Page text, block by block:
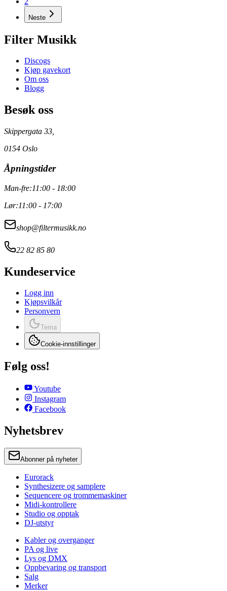
Neste
Filter Musikk
Discogs
Kjøp gavekort
Om oss
Blogg
Besøk oss
Skippergata 33,
0154 Oslo
Åpningstider
Man-fre:11:00 - 18:00
Lør:11:00 - 17:00
shop@filtermusikk.no
22 82 85 80
Kundeservice
Logg inn
Kjøpsvilkår
Personvern
Tema
Cookie-innstillinger
Følg oss!
Youtube
Instagram
Facebook
Nyhetsbrev
Abonner på nyheter
Eurorack
Synthesizere og samplere
Sequencere og trommemaskiner
Midi-kontrollere
Studio og opptak
DJ-utstyr
Kabler og overganger
PA og live
Lys og DMX
Oppbevaring og transport
Salg
Merker